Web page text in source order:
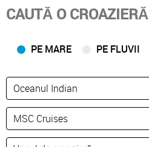
CAUTĂ O CROAZIERĂ
PE MARE PE FLUVII